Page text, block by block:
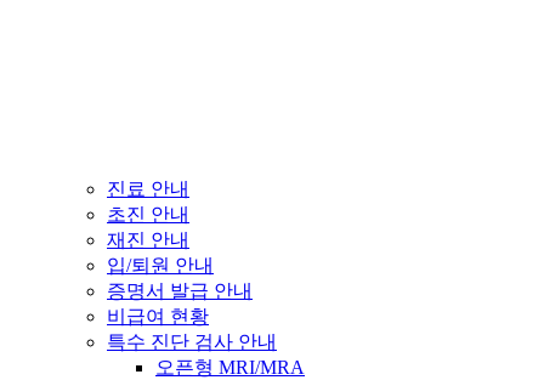
진료 안내
초진 안내
재진 안내
입/퇴원 안내
증명서 발급 안내
비급여 현황
특수 진단 검사 안내
오픈형 MRI/MRA